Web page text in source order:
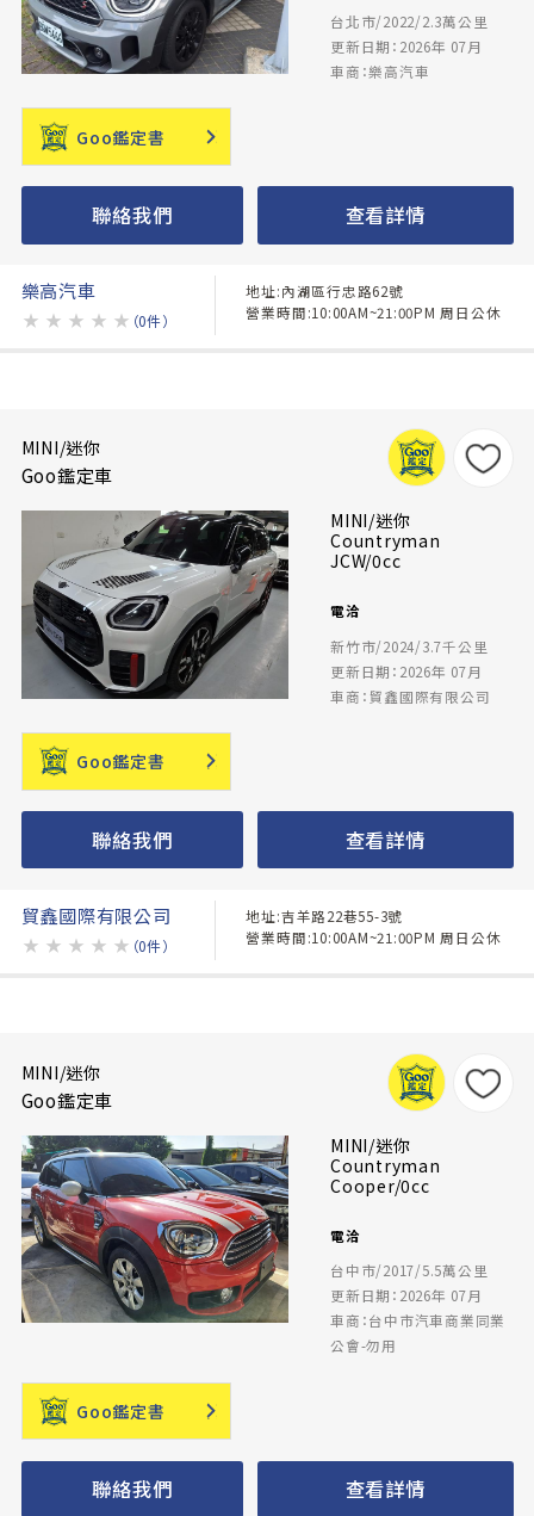
台北市/2022/2.3萬公里
更新日期：2026年 07月
車商：樂高汽車
Goo鑑定書
聯絡我們 查看詳情
樂高汽車
★ ★ ★ ★ ★ （0件）
地址:內湖區行忠路62號
營業時間:10:00AM~21:00PM 周日公休
MINI/迷你
Goo鑑定車
MINI/迷你
Countryman
JCW/0cc
電洽
新竹市/2024/3.7千公里
更新日期：2026年 07月
車商：貿鑫國際有限公司
Goo鑑定書
聯絡我們 查看詳情
貿鑫國際有限公司
★ ★ ★ ★ ★ （0件）
地址:吉羊路22巷55-3號
營業時間:10:00AM~21:00PM 周日公休
MINI/迷你
Goo鑑定車
MINI/迷你
Countryman
Cooper/0cc
電洽
台中市/2017/5.5萬公里
更新日期：2026年 07月
車商：台中市汽車商業同業
公會-勿用
Goo鑑定書
聯絡我們 查看詳情